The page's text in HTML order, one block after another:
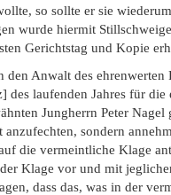
so sollte er sie
wurde hiermit
Gerichtstag und Kopie
den Anwalt des
laufenden Jahres für
Jungherrn Peter
sondern
die vermeintliche Klage
Klage vor und mit
dass das, was in der